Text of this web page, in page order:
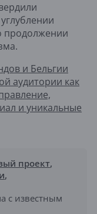
продолжении
и Бельгии
аудитории как
и уникальные
проект,
,
с известным